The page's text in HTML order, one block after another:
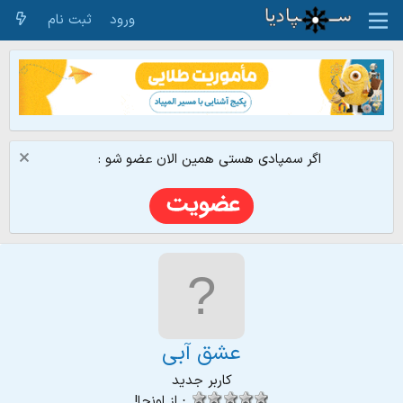
ورود ثبت نام
اگر سمپادی هستی همین الان عضو شو :
عشق آبی
کاربر جدید